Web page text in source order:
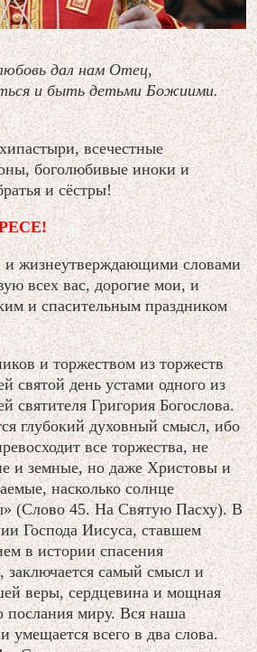
дал нам Отец,
и быть детьми Божиими.
всечестные
боголюбивые иноки и
и сёстры!
жизнеутверждающими словами
всех вас, дорогие мои, и
и спасительным праздником
и торжеством из торжеств
святой день устами одного из
святителя Григория Богослова.
глубокий духовный смысл, ибо
все торжества, не
и земные, но даже Христовы и
насколько солнце
(Слово 45. На Святую Пасху). В
Господа Иисуса, ставшем
в истории спасения
заключается самый смысл и
веры, сердцевина и мощная
послания миру. Вся наша
умещается всего в два слова.